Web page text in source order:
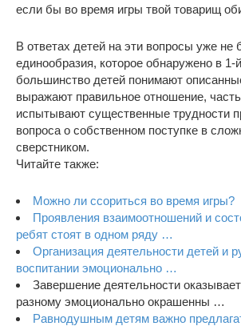
если бы во время игры твой товарищ
В ответах детей на эти вопросы уже не
единообразия, которое обнаружено в 1-
большинство детей понимают
выражают правильное отношение,
испытывают существенные трудности
вопроса о собственном поступке в
сверстником.
Читайте также:
Можно ли ссориться во время игры?
Проявления взаимоотношений и
ребят стоят в одном ряду …
Организация деятельности детей и
воспитании эмоционально …
Завершение деятельности
разному эмоционально окрашенны …
Равнодушным детям важно